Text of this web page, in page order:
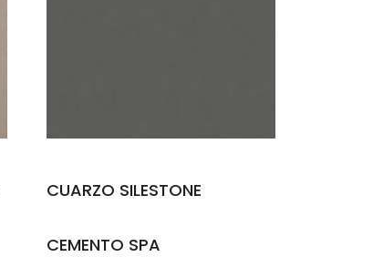
CUARZO SILESTONE
CEMENTO SPA